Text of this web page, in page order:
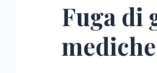
Fuga di
mediche